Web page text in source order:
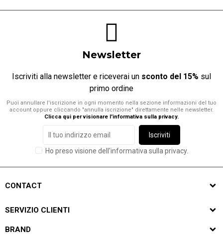
Newsletter
Iscriviti alla newsletter e riceverai un sconto del 15% sul
primo ordine
Puoi annullare l'iscrizione in ogni momento nella sezione informazioni del tuo
account oppure cliccando "annulla iscrizione" direttamente nelle newsletter.
Clicca qui per visionare l'informativa sulla privacy.
Iscriviti
Ho preso visione dell'informativa sulla privacy.
CONTACT
SERVIZIO CLIENTI
BRAND